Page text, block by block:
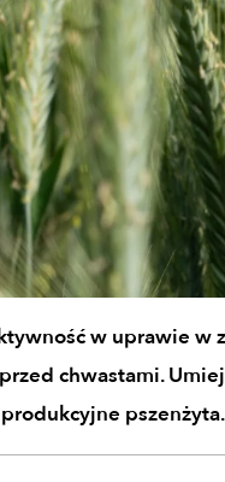
w uprawie w
chwastami.
pszenżyta.